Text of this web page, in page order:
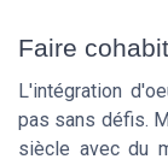
Faire
L'intégration
pas sans défis.
siècle avec du